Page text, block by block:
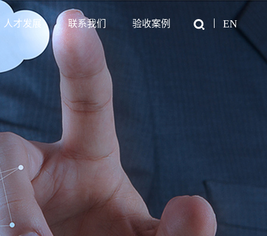
人才发展 联系我们 验收案例 EN